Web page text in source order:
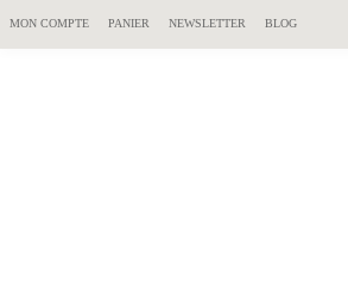
MON COMPTE PANIER NEWSLETTER BLOG